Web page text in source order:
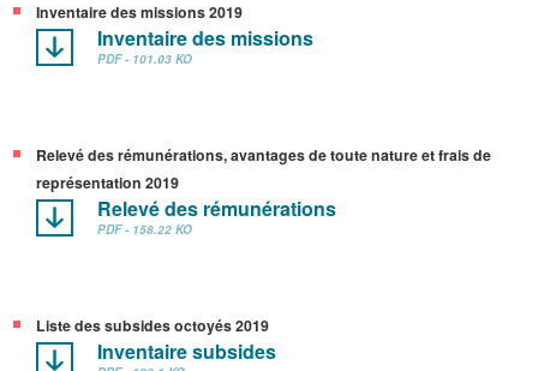
Inventaire des missions 2019
Inventaire des missions
PDF - 101.03 KO
Relevé des rémunérations, avantages de toute nature et frais de
représentation 2019
Relevé des rémunérations
PDF - 158.22 KO
Liste des subsides octoyés 2019
Inventaire subsides